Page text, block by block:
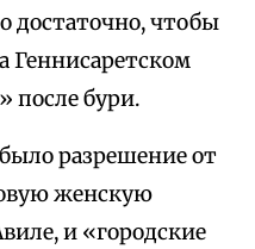
достаточно, чтобы
Геннисаретском
после бури.
разрешение от
женскую
и «городские